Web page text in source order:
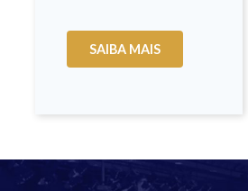
SAIBA MAIS